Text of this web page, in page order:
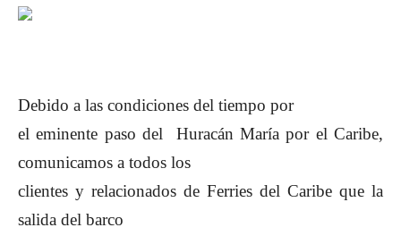
Debido a las condiciones del tiempo por
el eminente paso del Huracán María por el Caribe,
comunicamos a todos los
clientes y relacionados de Ferries del Caribe que la
salida del barco